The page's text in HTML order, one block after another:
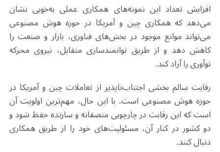
افزایش تعداد این نمونه‌های همکاری عملی به‌خوبی نشان
می‌دهد که همکاری چین و آمریکا در حوزه هوش مصنوعی
می‌تواند موانع موجود در بخش‌های فناوری، بازار و صنعت را
کاهش دهد و از طریق توانمندسازی متقابل، نیروی محرکه
نوآوری را آزاد کند.
رقابت سالم بخشی اجتناب‌ناپذیر از تعاملات چین و آمریکا در
حوزه هوش مصنوعی است. با این حال، مهم‌ترین اولویت آن
است که این رقابت در چارچوبی منصفانه و سازنده حفظ شود و
دو کشور در کنار آن، مسئولیت‌های خود را از طریق همکاری
دنبال کنند.